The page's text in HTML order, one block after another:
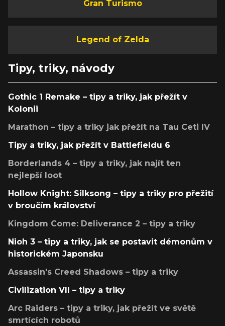
Gran Turismo
Legend of Zelda
Tipy, triky, návody
Gothic 1 Remake – tipy a triky, jak přežít v
Kolonii
Marathon – tipy a triky jak přežít na Tau Ceti IV
Tipy a triky, jak přežít v Battlefieldu 6
Borderlands 4 – tipy a triky, jak najít ten
nejlepší loot
Hollow Knight: Silksong – tipy a triky pro přežití
v broučím království
Kingdom Come: Deliverance 2 – tipy a triky
Nioh 3 – tipy a triky, jak se postavit démonům v
historickém Japonsku
Assassin's Creed Shadows – tipy a triky
Civilization VII – tipy a triky
Arc Raiders – tipy a triky, jak přežít ve světě
smrtících robotů